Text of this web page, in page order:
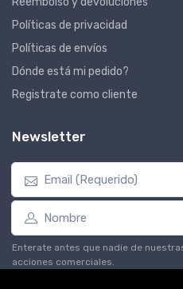
Políticas de privacidad
Políticas de envíos
Dónde está mi pedido?
Registrate como cliente
Newsletter
Enterate antes que nadie de
acciones comerciales.